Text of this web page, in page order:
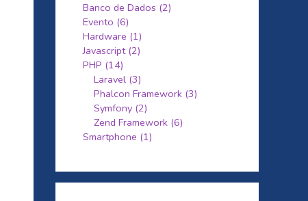
Banco de Dados (2)
Evento (6)
Hardware (1)
Javascript (2)
PHP (14)
Laravel (3)
Phalcon Framework (3)
Symfony (2)
Zend Framework (6)
Smartphone (1)